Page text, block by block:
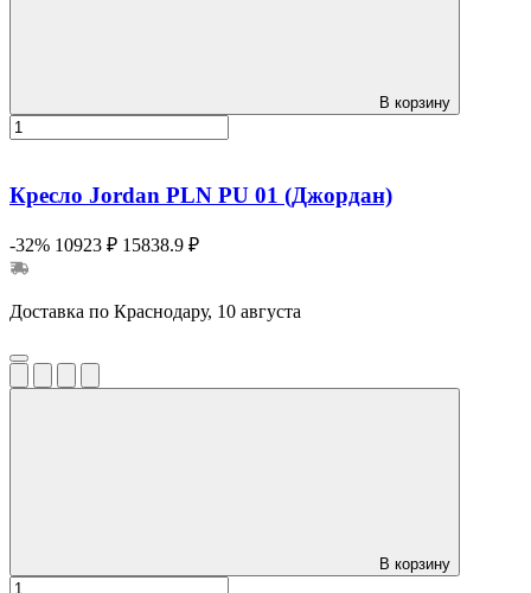
В корзину
Кресло Jordan PLN PU 01 (Джордан)
-32% 10923 ₽ 15838.9 ₽
Доставка по Краснодару, 10 августа
В корзину